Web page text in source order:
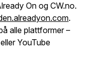
On og CW.no.
.
alle plattformer –
YouTube